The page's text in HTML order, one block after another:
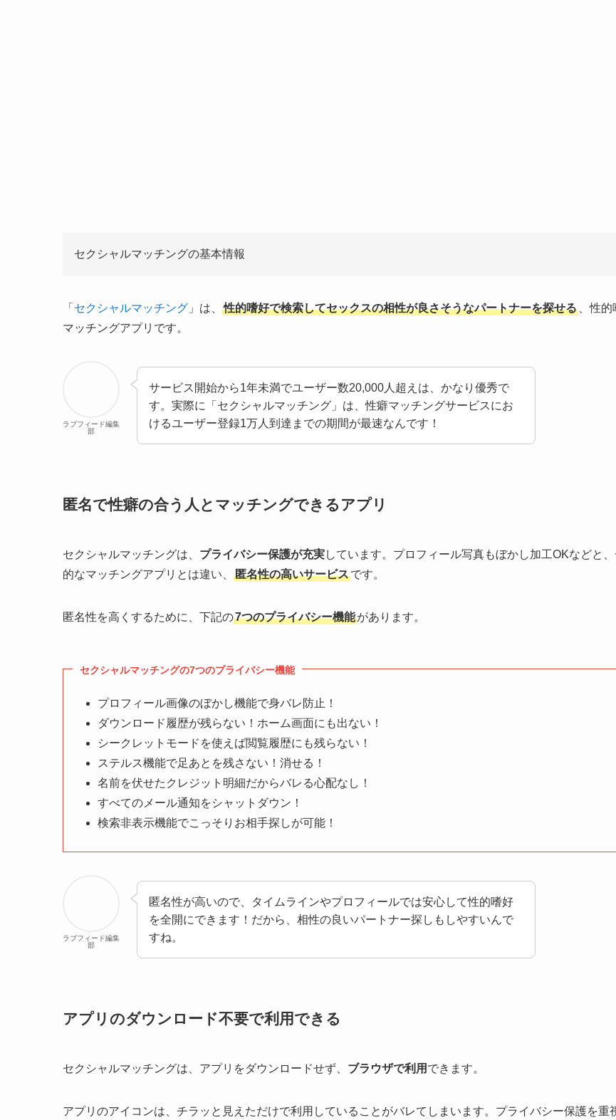
セクシャルマッチングの基本情報
「 セクシャルマッチング 」は、 性的嗜好で検索してセックスの相性が良さそうなパートナーを探せる
、性
マッチングアプリです。
ラブフィード編集
部
サービス開始から1年未満でユーザー数20,000人超えは、かなり優秀で
す。実際に「セクシャルマッチング」は、性癖マッチングサービスにお
けるユーザー登録1万人到達までの期間が最速なんです！
匿名で性癖の合う人とマッチングできるアプリ
セクシャルマッチングは、 プライバシー保護が充実しています。プロフィール写真もぼかし加工OKなどと
的なマッチングアプリとは違い、
匿名性の高いサービスです。
匿名性を高くするために、下記の7つのプライバシー機能があります。
セクシャルマッチングの7つのプライバシー機能
プロフィール画像のぼかし機能で身バレ防止！
ダウンロード履歴が残らない！ホーム画面にも出ない！
シークレットモードを使えば閲覧履歴にも残らない！
ステルス機能で足あとを残さない！消せる！
名前を伏せたクレジット明細だからバレる心配なし！
すべてのメール通知をシャットダウン！
検索非表示機能でこっそりお相手探しが可能！
ラブフィード編集
部
匿名性が高いので、タイムラインやプロフィールでは安心して性的嗜好
を全開にできます！だから、相性の良いパートナー探しもしやすいんで
すね。
アプリのダウンロード不要で利用できる
セクシャルマッチングは、アプリをダウンロードせず、 ブラウザで利用 できます。
アプリのアイコンは、チラッと見えただけで利用していることがバレてしまいます。プライバシー保護を重